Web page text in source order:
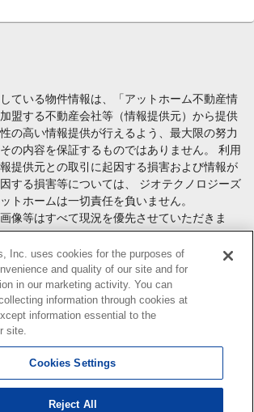
ている物件情報は、「アットホーム不動産情
盟する不動産会社等（情報提供元）から提供
の高い情報提供が行えるよう、最大限の努力
の内容を保証するものではありません。 利用
提供元との取引に起因する損害および情報が
する損害等については、 ジオテクノロジーズ
トホームは一切責任を負いません。
像等はすべて現況を優先させていただきま
備、資金調達等を含みます）の際には、内容
、 各情報提供元より十分な説明を受け、ご自
してください。
情報のご掲載、その他不動産業務ソリューシ
産会社様のお問合せはこちら
このサイトに掲載している情報の無断転載を禁止します。著作権
Inc. uses cookies for the purposes of
and quality of our site and for
in our marketing activity. You can
information through cookies at
information essential to the
site.
Cookies Settings
Reject All